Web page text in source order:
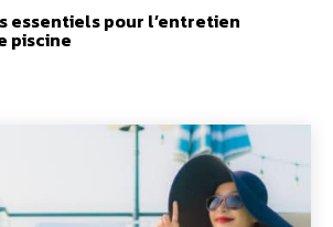
essentiels pour l’entretien
piscine